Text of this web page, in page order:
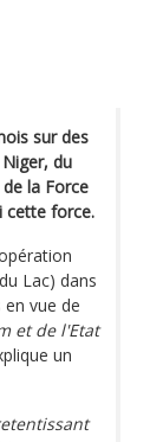
sur des
du
la Force
cette force.
Lac) dans
vue de
et de l'Etat
un